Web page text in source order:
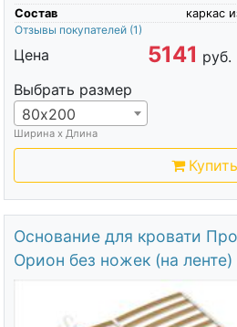
Состав
каркас
Отзывы покупателей (1)
Цена 5141 руб.
Выбрать размер
80х200
Ширина х Длина
Купить
Основание для кровати
Орион без ножек (на